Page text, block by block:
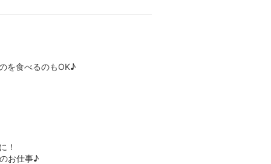
を食べるのもOK♪
！
お仕事♪